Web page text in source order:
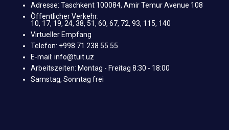
Adresse: Taschkent 100084, Amir Temur Avenue 108
Öffentlicher Verkehr:
10, 17, 19, 24, 38, 51, 60, 67, 72, 93, 115, 140
Virtueller Empfang
Telefon: +998 71 238 55 55
E-mail: info@tuit.uz
Arbeitszeiten: Montag - Freitag 8:30 - 18:00
Samstag, Sonntag frei